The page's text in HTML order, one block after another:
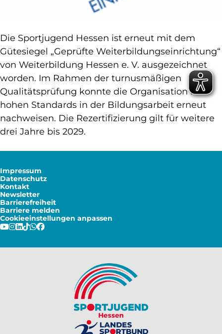
Die Sportjugend Hessen ist erneut mit dem
Gütesiegel „Geprüfte Weiterbildungseinrichtung“
von Weiterbildung Hessen e. V. ausgezeichnet
worden. Im Rahmen der turnusmäßigen
Qualitätsprüfung konnte die Organisation ihre
hohen Standards in der Bildungsarbeit erneut
nachweisen. Die Rezertifizierung gilt für weitere
drei Jahre bis 2029.
Impressum
Datenschutz
Kontakt
Newsletter
Barrierefreiheit
Barriere melden
Cookieeinstellungen anpassen